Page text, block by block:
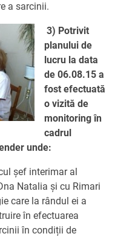
a sarcinii.
3) Potrivit
planului de
lucru la data
de 06.08.15 a
fost efectuată
o vizită de
monitoring în
cadrul
unde:
șef interimar al
Natalia și cu Rimari
care la rândul ei a
în efectuarea
în condiții de